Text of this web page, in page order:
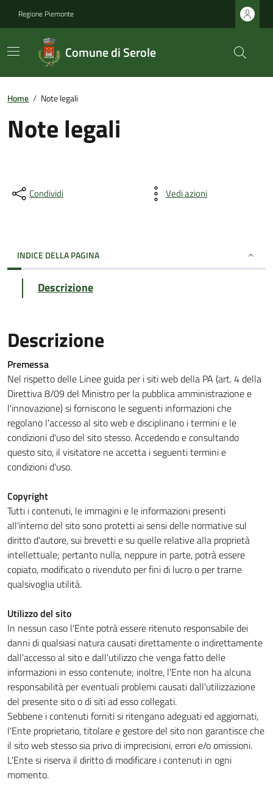
Regione Piemonte
Comune di Serole
Home / Note legali
Note legali
Condividi Vedi azioni
INDICE DELLA PAGINA
Descrizione
Descrizione
Premessa
Nel rispetto delle Linee guida per i siti web della PA (art. 4 della
Direttiva 8/09 del Ministro per la pubblica amministrazione e
l'innovazione) si forniscono le seguenti informazioni che
regolano l'accesso al sito web e disciplinano i termini e le
condizioni d'uso del sito stesso. Accedendo e consultando
questo sito, il visitatore ne accetta i seguenti termini e
condizioni d'uso.
Copyright
Tutti i contenuti, le immagini e le informazioni presenti
all'interno del sito sono protetti ai sensi delle normative sul
diritto d'autore, sui brevetti e su quelle relative alla proprietà
intellettuale; pertanto nulla, neppure in parte, potrà essere
copiato, modificato o rivenduto per fini di lucro o per trarne
qualsivoglia utilità.
Utilizzo del sito
In nessun caso l'Ente potrà essere ritenuto responsabile dei
danni di qualsiasi natura causati direttamente o indirettamente
dall'accesso al sito e dall'utilizzo che venga fatto delle
informazioni in esso contenute; inoltre, l'Ente non ha alcuna
responsabilità per eventuali problemi causati dall'utilizzazione
del presente sito o di siti ad esso collegati.
Sebbene i contenuti forniti si ritengano adeguati ed aggiornati,
l'Ente proprietario, titolare e gestore del sito non garantisce che
il sito web stesso sia privo di imprecisioni, errori e/o omissioni.
L'Ente si riserva il diritto di modificare i contenuti in ogni
momento.